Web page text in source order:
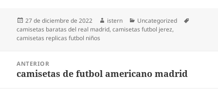
Publicado
el
27 de diciembre de 2022 Autor
istern Categorías
Uncategorized
camisetas baratas del real madrid,camisetas futbol jerez,
camisetas replicas futbol niños
entradas
ANTERIOR
Entrada
camisetas de futbol americano madrid